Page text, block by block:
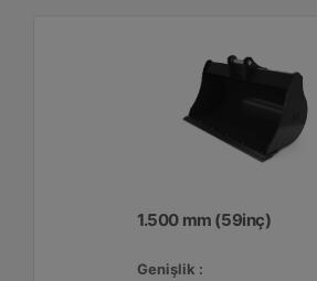
1.500 mm (59inç)
Genişlik :